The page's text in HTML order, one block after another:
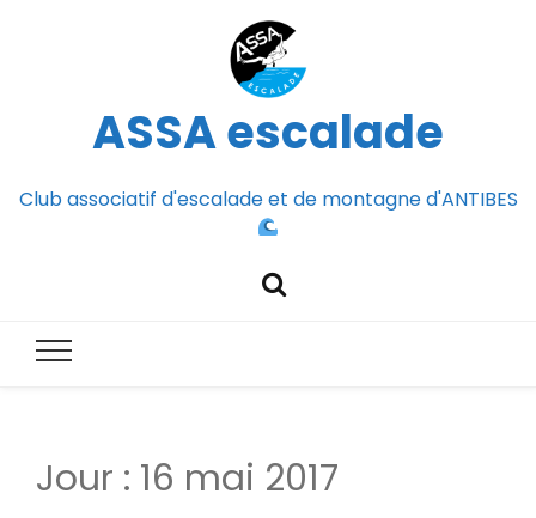
ASSA escalade
Club associatif d'escalade et de montagne d'ANTIBES
Jour : 16 mai 2017